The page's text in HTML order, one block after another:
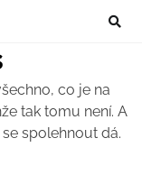
co je na
tak tomu není. A
spolehnout dá.